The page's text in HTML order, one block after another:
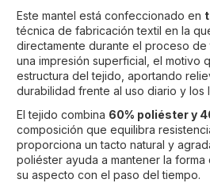
Este mantel está confeccionado en
técnica de fabricación textil en la
directamente durante el proceso de
una impresión superficial, el motivo
estructura del tejido, aportando
durabilidad frente al uso diario y los
El tejido combina 60% poliéster y
composición que equilibra
proporciona un tacto natural y
poliéster ayuda a mantener la
su aspecto con el paso del tiempo.